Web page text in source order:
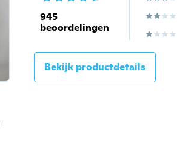
945
beoordelingen
Bekijk productdetails